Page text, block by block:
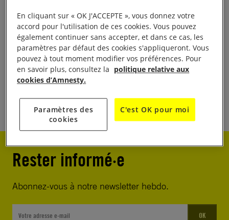
CHINE LIBERTÉ D'EXPRESSION
Partager
Rester informé·e
Abonnez-vous à notre newsletter hebdo.
OK
En cliquant sur « OK J'ACCEPTE », vous donnez votre
accord pour l'utilisation de ces cookies. Vous pouvez
également continuer sans accepter, et dans ce cas, les
paramètres par défaut des cookies s'appliqueront. Vous
pouvez à tout moment modifier vos préférences. Pour
en savoir plus, consultez la politique relative aux
cookies d’Amnesty.
Paramètres des
cookies
C'est OK pour moi